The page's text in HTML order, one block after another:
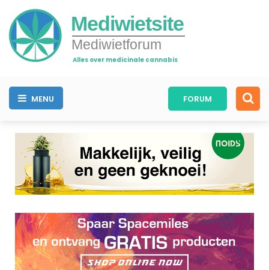
Mediwietsite
Mediwietforum
Alles over medicinale cannabis
MENU FORUM